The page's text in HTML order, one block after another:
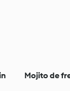
Mojito de